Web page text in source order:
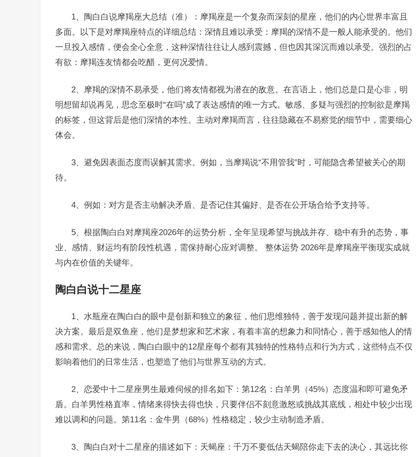
1、陶白白说摩羯座大总结（准）：摩羯座是一个复杂而深刻的星座，他们的内心世界丰富且
多面。以下是对摩羯座特点的详细总结：深情且难以承受：摩羯的深情不是一般人能承受的。他们
一旦投入感情，便会全心全意，这种深情往往让人感到震撼，但也因其深沉而难以承受。强烈的占
有欲：摩羯连友情都会吃醋，更何况爱情。
2、摩羯的深情不易承受，他们将友情都视为潜在的敌意。在言语上，他们总是口是心非，明
明想留却说再见，思念至极时“在吗”成了表达感情的唯一方式。敏感、多疑与强烈的控制欲是摩羯
的标签，但这背后是他们深情的本性。主动对摩羯而言，往往隐藏在不易察觉的细节中，需要细心
体会。
3、避免因表面态度而误解其需求。例如，当摩羯说“不用管我”时，可能隐含希望被关心的期
待。
4、例如：对方是否主动解决矛盾、是否记住其偏好、是否在公开场合给予支持等。
5、根据陶白白对摩羯座2026年的运势分析，全年呈现希望与挑战并存、稳中有升的态势，事
业、感情、财运均有阶段性机遇，需保持耐心应对调整。 整体运势 2026年是摩羯座平衡现实成就
与内在价值的关键年。
陶白白说十二星座
1、水瓶座在陶白白的眼中是创新和独立的象征，他们思维独特，善于发现问题并提出新的解
决方案。最后是双鱼座，他们是梦想家和艺术家，有着丰富的想象力和同情心，善于感知他人的情
感和需求。总的来说，陶白白眼中的12星座每个都有其独特的性格特点和行为方式，这些特点不仅
影响着他们的日常生活，也塑造了他们与世界互动的方式。
2、恋爱中十二星座男生最难伺候的排名如下：第12名：白羊男（45%）态度温和即可避免矛
盾。白羊男性格直率，情绪来得快去得也快，只要伴侣不刻意激怒或挑战其底线，相处中较少出现
难以调和的问题。第11名：金牛男（68%）性格稳定，较少主动制造矛盾。
3、陶白白对十二星座的描述如下：天蝎座：千万不要低估天蝎陪你走下去的决心，其远比你